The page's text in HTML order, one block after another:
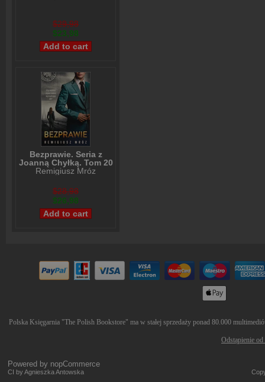
$29,98
$23,98
Bezprawie. Seria z
Joanną Chyłką. Tom 20
Remigiusz Mróz
$28,98
$26,98
Polska Księgarnia "The Polish Bookstore" ma w stałej sprzedaży ponad 80.000
Odstąpienie
Powered by nopCommerce
CI by Agnieszka Antowska